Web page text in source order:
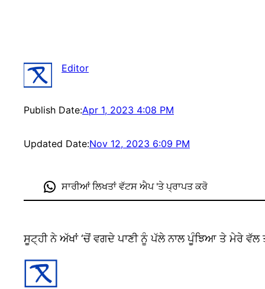
Editor
Publish Date:Apr 1, 2023 4:08 PM
Updated Date:Nov 12, 2023 6:09 PM
ਸਾਰੀਆਂ ਲਿਖਤਾਂ ਵੱਟਸ ਐਪ 'ਤੇ ਪ੍ਰਾਪਤ ਕਰੋ
ਸੂਟ੍ਹੀ ਨੇ ਅੱਖਾਂ ‘ਚੋਂ ਵਗਦੇ ਪਾਣੀ ਨੂੰ ਪੱਲੇ ਨਾਲ ਪੂੰਝਿਆ ਤੇ ਮੇਰੇ